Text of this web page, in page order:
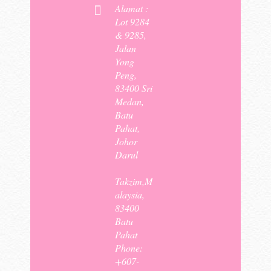
Alamat :
Lot 9284
& 9285,
Jalan
Yong
Peng,
83400 Sri
Medan,
Batu
Pahat,
Johor
Darul
Takzim,M
alaysia,
83400
Batu
Pahat
Phone:
+607-